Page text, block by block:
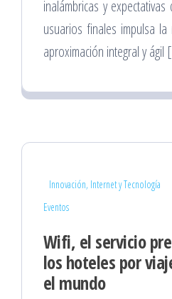
inalámbricas y
usuarios finales impulsa
aproximación integral y
Innovación, Internet y Tecnología
Eventos
Wifi, el servicio
los hoteles por
el mundo